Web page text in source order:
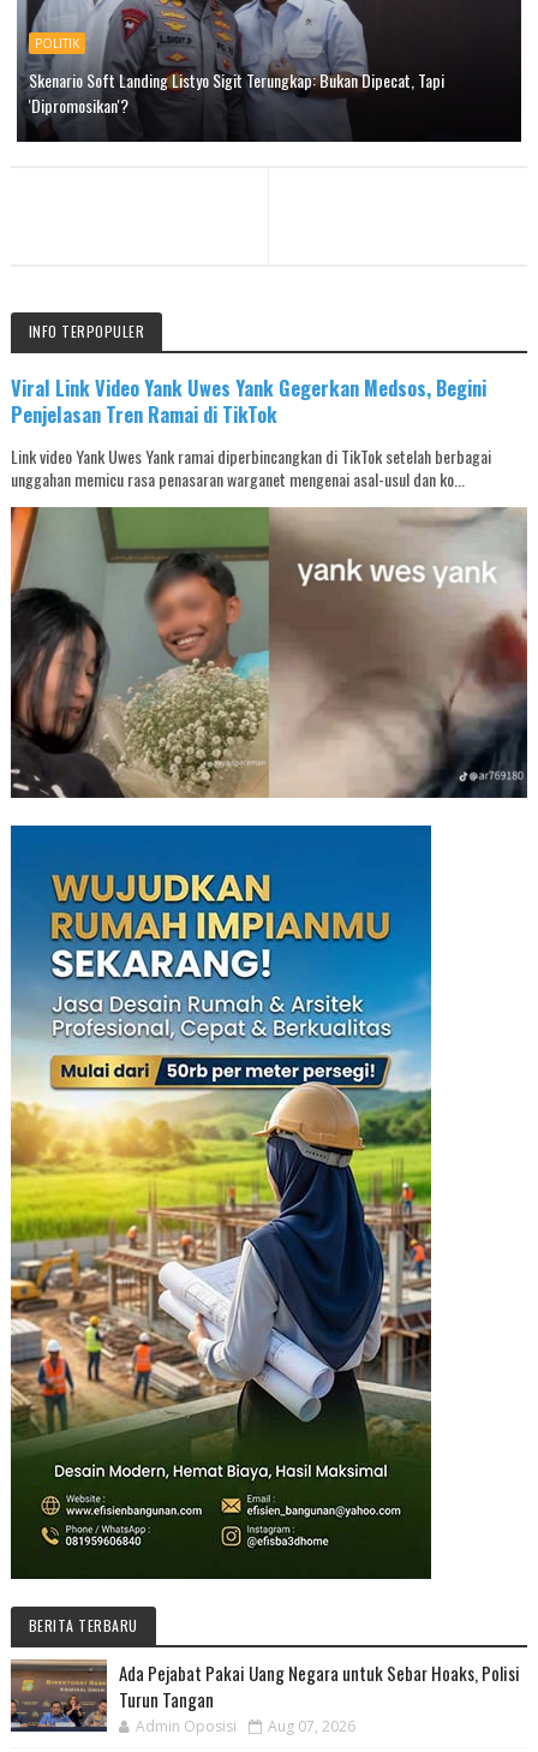
POLITIK
Skenario Soft Landing Listyo Sigit Terungkap: Bukan Dipecat, Tapi
'Dipromosikan'?
INFO TERPOPULER
Viral Link Video Yank Uwes Yank Gegerkan Medsos, Begini
Penjelasan Tren Ramai di TikTok
Link video Yank Uwes Yank ramai diperbincangkan di TikTok setelah berbagai
unggahan memicu rasa penasaran warganet mengenai asal-usul dan ko...
BERITA TERBARU
Ada Pejabat Pakai Uang Negara untuk Sebar Hoaks, Polisi
Turun Tangan
Admin Oposisi Aug 07, 2026